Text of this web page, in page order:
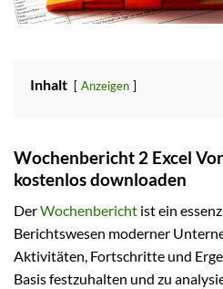
Inhalt Anzeigen
Wochenbericht 2 Excel
kostenlos downloaden
DerWochenbericht ist ein
Berichtswesen moderner
Aktivitäten, Fortschritte und
Basis festzuhalten und zu